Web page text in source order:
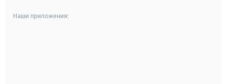
Наши приложения: